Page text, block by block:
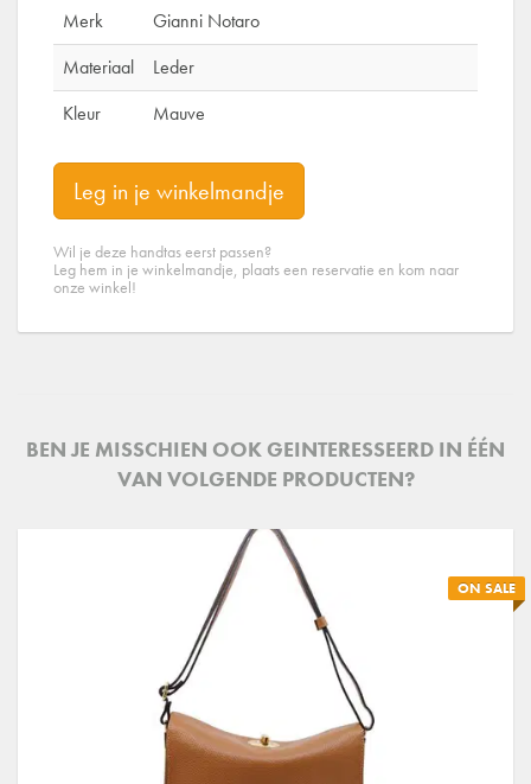
Merk
Gianni Notaro
Materiaal
Leder
Kleur
Mauve
Leg in je winkelmandje
Wil je deze handtas eerst passen?
Leg hem in je winkelmandje, plaats een reservatie en kom naar
onze winkel!
BEN JE MISSCHIEN OOK GEINTERESSEERD IN ÉÉN
VAN VOLGENDE PRODUCTEN?
ON SALE